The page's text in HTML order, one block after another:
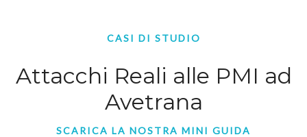
CASI DI STUDIO
Attacchi Reali alle PMI ad
Avetrana
SCARICA LA NOSTRA MINI GUIDA